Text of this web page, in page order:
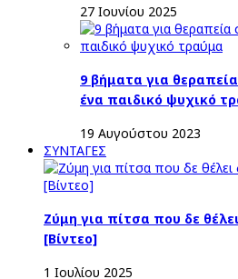
27 Ιουνίου 2025
9 βήματα για
ένα παιδικό ψυχικό
19 Αυγούστου 2023
ΣΥΝΤΑΓΕΣ
Ζύμη για πίτσα που δε
[Βίντεο]
1 Ιουλίου 2025